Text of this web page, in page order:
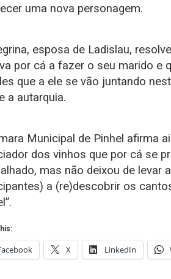
uma nova personagem.
esposa de Ladislau,
por cá a fazer o seu marido e
que a ele se vão juntando
a autarquia.
Municipal de Pinhel afirma
dos vinhos que por cá se
mas não deixou de levar
a (re)descobrir os
X LinkedIn